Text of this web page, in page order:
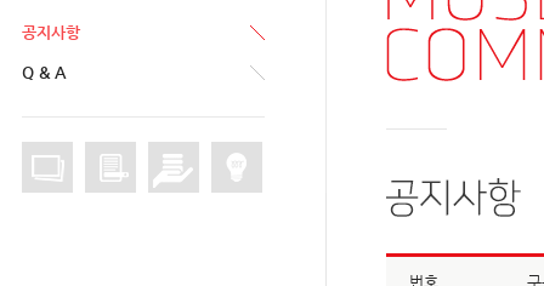
공지사항
Q & A
번호